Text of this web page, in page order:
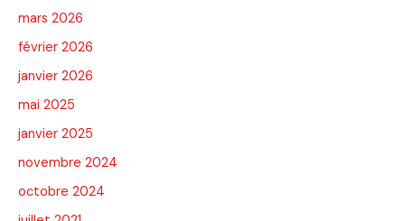
mars 2026
février 2026
janvier 2026
mai 2025
janvier 2025
novembre 2024
octobre 2024